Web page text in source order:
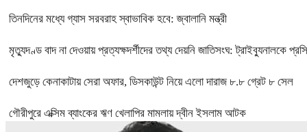
তিনদিনের মধ্যে গ্যাস সরবরাহ স্বাভাবিক হবে: জ্বালানি মন্ত্রী
মৃত্যুদণ্ড বাদ না দেওয়ায় প্রত্যক্ষদর্শীদের তথ্য দেয়নি জাতিসংঘ: ট্রাইব্যুনালকে
দেশজুড়ে কেনাকাটায় সেরা অফার, ডিসকাউন্ট নিয়ে এলো দারাজ ৮.৮ গ্রেট ৮ সেল
গৌরীপুরে এক্সিম ব্যাংকের ঋণ খেলাপির মামলায় দ্বীন ইসলাম আটক